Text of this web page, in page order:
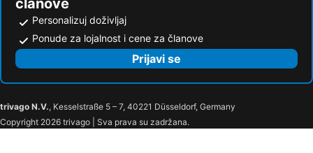
Personalizuj doživljaj
Ponude za lojalnost i cene za članove
Prijavi se
trivago N.V., Kesselstraße 5 – 7, 40221 Düsseldorf, Germany
Copyright 2026 trivago | Sva prava su zadržana.